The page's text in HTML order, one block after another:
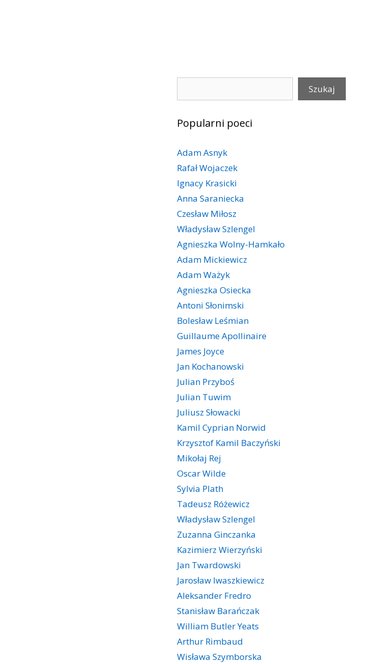
Szukaj
Popularni poeci
Adam Asnyk
Rafał Wojaczek
Ignacy Krasicki
Anna Saraniecka
Czesław Miłosz
Władysław Szlengel
Agnieszka Wolny-Hamkało
Adam Mickiewicz
Adam Ważyk
Agnieszka Osiecka
Antoni Słonimski
Bolesław Leśmian
Guillaume Apollinaire
James Joyce
Jan Kochanowski
Julian Przyboś
Julian Tuwim
Juliusz Słowacki
Kamil Cyprian Norwid
Krzysztof Kamil Baczyński
Mikołaj Rej
Oscar Wilde
Sylvia Plath
Tadeusz Różewicz
Władysław Szlengel
Zuzanna Ginczanka
Kazimierz Wierzyński
Jan Twardowski
Jarosław Iwaszkiewicz
Aleksander Fredro
Stanisław Barańczak
William Butler Yeats
Arthur Rimbaud
Wisława Szymborska